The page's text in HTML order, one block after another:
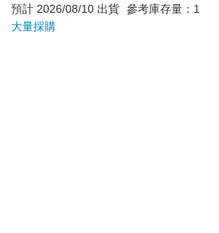
若非上列種類商品，均享有到貨7
日）。
預計 2026/08/10 出貨 參考庫存量：1
大量採購